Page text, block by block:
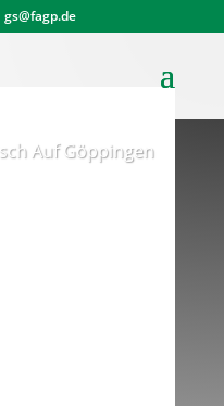
gs@fagp.de
Auf Göppingen